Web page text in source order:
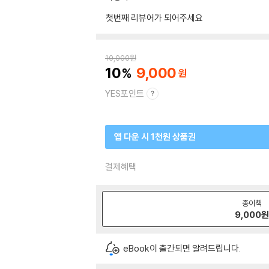
첫번째 리뷰어가 되어주세요
10,000원
10 9,000
YES포인트
앱 다운 시 1천원 상품권
결제혜택
종이책
9,000원
eBook이 출간되면 알려드립니다.